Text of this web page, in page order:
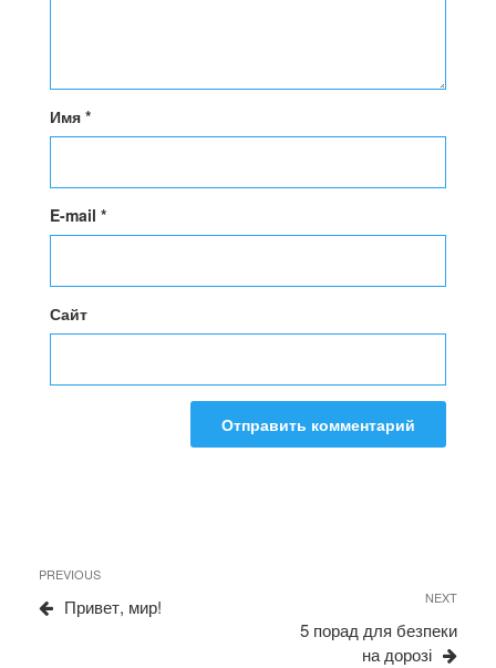
Имя *
E-mail *
Сайт
Навигация
по
записям
Previous
Post
PREVIOUS
Привет, мир! NEXT
5 порад для безпеки
на дорозі